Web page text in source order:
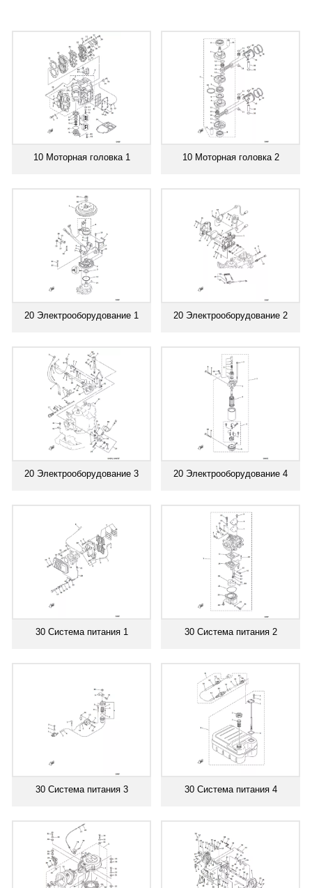
10 Моторная головка 1 10 Моторная головка 2
20 Электрооборудование 1 20 Электрооборудование 2
20 Электрооборудование 3 20 Электрооборудование 4
30 Система питания 1 30 Система питания 2
30 Система питания 3 30 Система питания 4